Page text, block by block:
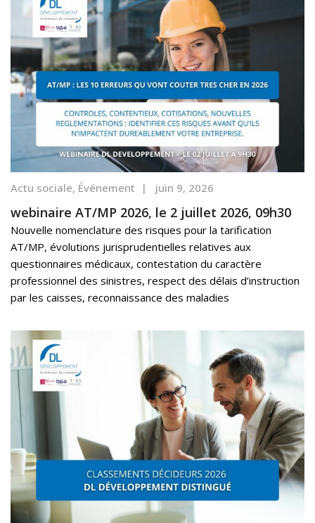
Actu sociale, Événement | juin 9, 2026
webinaire AT/MP 2026, le 2 juillet 2026, 09h30
Nouvelle nomenclature des risques pour la tarification
AT/MP, évolutions jurisprudentielles relatives aux
questionnaires médicaux, contestation du caractère
professionnel des sinistres, respect des délais d’instruction
par les caisses, reconnaissance des maladies